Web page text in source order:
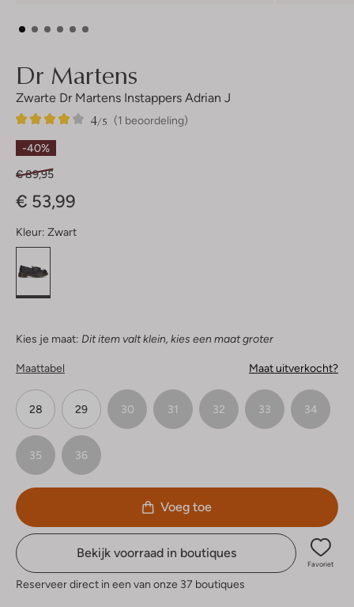
Dr Martens
Zwarte Dr Martens Instappers Adrian J
(1 beoordeling)
4/5
1
4
Sterren
-40%
€ 89,95
€ 53,99
Kleur: Zwart
Kies je maat: Dit item valt klein, kies een maat groter
Maattabel Maat uitverkocht?
28 29 30 31 32 33 34
35 36
Voeg toe
Bekijk voorraad in boutiques
Favoriet
Reserveer direct in een van onze 37 boutiques